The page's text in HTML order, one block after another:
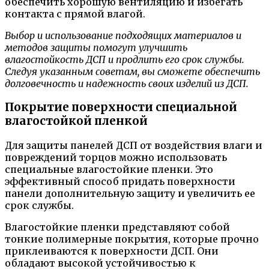
контакта с прямой влагой.
Выбор и использование подходящих материалов и
методов защиты помогут улучшить
влагостойкость ДСП и продлить его срок службы.
Следуя указанным советам, вы сможете обеспечить
долговечность и надежность своих изделий из ДСП.
Покрытие поверхности специальной
влагостойкой пленкой
Для защиты панелей ДСП от воздействия влаги и
повреждений торцов можно использовать
специальные влагостойкие пленки. Это
эффективный способ придать поверхности
панели дополнительную защиту и увеличить ее
срок службы.
Влагостойкие пленки представляют собой
тонкие полимерные покрытия, которые прочно
приклеиваются к поверхности ДСП. Они
обладают высокой устойчивостью к